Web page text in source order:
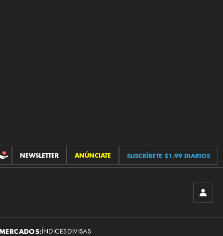
CONTRIBUCIONES
NEWSLETTER ANÚNCIATE SUSCRÍBETE $1.99 DIARIOS
ÍNDICESDIVISAS